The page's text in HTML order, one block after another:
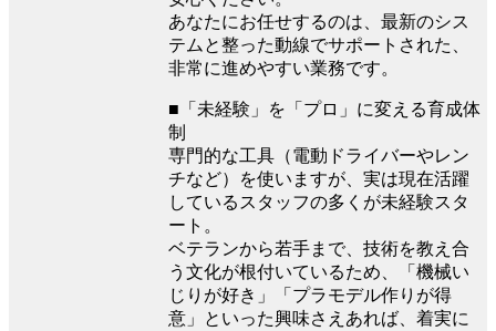
あなたにお任せするのは、最新のシス
テムと整った動線でサポートされた、
非常に進めやすい業務です。
■「未経験」を「プロ」に変える育成体
制
専門的な工具（電動ドライバーやレン
チなど）を使いますが、実は現在活躍
しているスタッフの多くが未経験スタ
ート。
ベテランから若手まで、技術を教え合
う文化が根付いているため、「機械い
じりが好き」「プラモデル作りが得
意」といった興味さえあれば、着実に